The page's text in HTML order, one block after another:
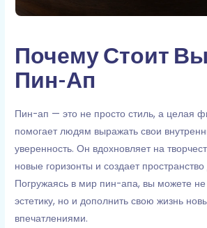
Почему Стоит
Пин-Ап
Пин-ап — это не просто стиль, а целая
помогает людям выражать свои
уверенность. Он вдохновляет на
новые горизонты и создает
Погружаясь в мир пин-апа, вы можете не
эстетику, но и дополнить свою жизнь
впечатлениями.